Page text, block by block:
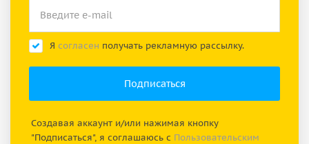
Я согласен получать рекламную рассылку.
Создавая аккаунт и/или нажимая кнопку
"Подписаться", я соглашаюсь с Пользовательским